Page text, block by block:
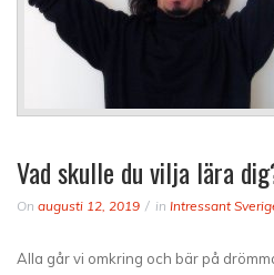
Vad skulle du vilja lära
On augusti 12, 2019 in Intressant
Alla går vi omkring och bär på